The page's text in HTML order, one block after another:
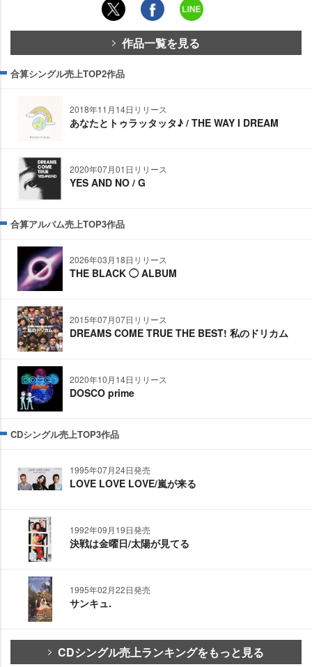
作品一覧を見る
合算シングル売上TOP2作品
2018年11月14日リリース
あなたとトゥラッタッタ♪ / THE WAY I DREAM
2020年07月01日リリース
YES AND NO / G
合算アルバム売上TOP3作品
2026年03月18日リリース
THE BLACK ◯ ALBUM
2015年07月07日リリース
DREAMS COME TRUE THE BEST! 私のドリカム
2020年10月14日リリース
DOSCO prime
CDシングル売上TOP3作品
1995年07月24日発売
LOVE LOVE LOVE/嵐が来る
1992年09月19日発売
決戦は金曜日/太陽が見てる
1995年02月22日発売
サンキュ.
CDシングル売上ランキングをもっと見る